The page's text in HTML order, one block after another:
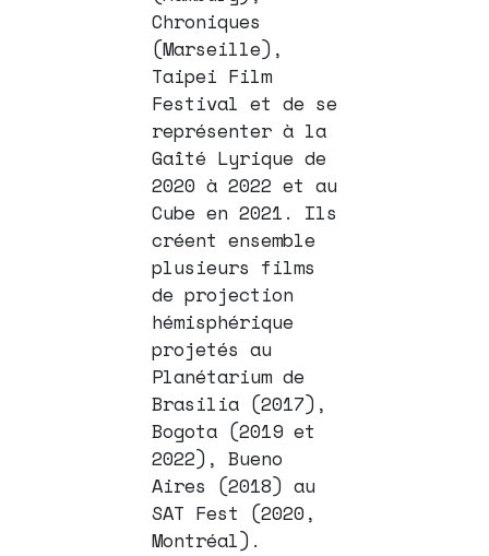
Chroniques
(Marseille),
Taipei Film
Festival et de se
représenter à la
Gaîté Lyrique de
2020 à 2022 et au
Cube en 2021. Ils
créent ensemble
plusieurs films
de projection
hémisphérique
projetés au
Planétarium de
Brasilia (2017),
Bogota (2019 et
2022), Bueno
Aires (2018) au
SAT Fest (2020,
Montréal).